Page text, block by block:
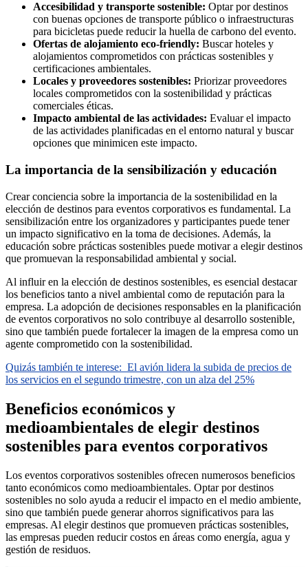
Accesibilidad y transporte sostenible: Optar por destinos
con buenas opciones de transporte público o infraestructuras
para bicicletas puede reducir la huella de carbono del evento.
Ofertas de alojamiento eco-friendly: Buscar hoteles y
alojamientos comprometidos con prácticas sostenibles y
certificaciones ambientales.
Locales y proveedores sostenibles: Priorizar proveedores
locales comprometidos con la sostenibilidad y prácticas
comerciales éticas.
Impacto ambiental de las actividades: Evaluar el impacto
de las actividades planificadas en el entorno natural y buscar
opciones que minimicen este impacto.
La importancia de la sensibilización y educación
Crear conciencia sobre la importancia de la sostenibilidad en la
elección de destinos para eventos corporativos es fundamental. La
sensibilización entre los organizadores y participantes puede tener
un impacto significativo en la toma de decisiones. Además, la
educación sobre prácticas sostenibles puede motivar a elegir destinos
que promuevan la responsabilidad ambiental y social.
Al influir en la elección de destinos sostenibles, es esencial destacar
los beneficios tanto a nivel ambiental como de reputación para la
empresa. La adopción de decisiones responsables en la planificación
de eventos corporativos no solo contribuye al desarrollo sostenible,
sino que también puede fortalecer la imagen de la empresa como un
agente comprometido con la sostenibilidad.
Quizás también te interese: El avión lidera la subida de precios de
los servicios en el segundo trimestre, con un alza del 25%
Beneficios económicos y
medioambientales de elegir destinos
sostenibles para eventos corporativos
Los eventos corporativos sostenibles ofrecen numerosos beneficios
tanto económicos como medioambientales. Optar por destinos
sostenibles no solo ayuda a reducir el impacto en el medio ambiente,
sino que también puede generar ahorros significativos para las
empresas. Al elegir destinos que promueven prácticas sostenibles,
las empresas pueden reducir costos en áreas como energía, agua y
gestión de residuos.